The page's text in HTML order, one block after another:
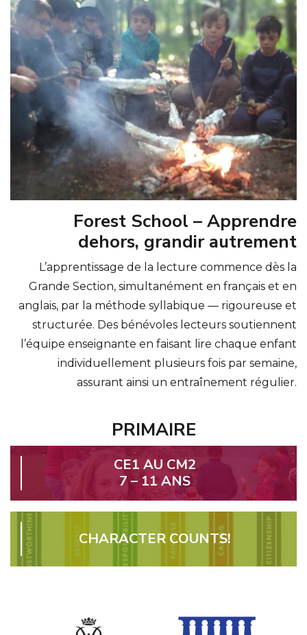
Forest School – Apprendre
dehors, grandir autrement
L’apprentissage de la lecture commence dès la
Grande Section, simultanément en français et en
anglais, par la méthode syllabique — rigoureuse et
structurée. Des bénévoles lecteurs soutiennent
l’équipe enseignante en faisant lire chaque enfant
individuellement plusieurs fois par semaine,
assurant ainsi un entraînement régulier.
PRIMAIRE
CE1 AU CM2
7 – 11 ANS
CHARACTER COUNTS!